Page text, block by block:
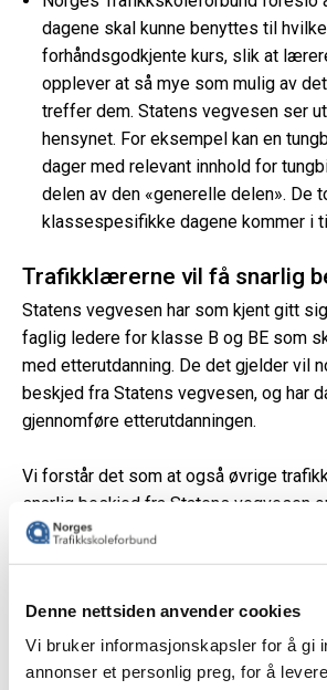
Denne nettsiden anvender cookies
Vi bruker informasjonskapsler for å gi
annonser et personlig preg, for å
dagene skal kunne benyttes til
forhåndsgodkjente kurs, slik at
opplever at så mye som mulig av
treffer dem. Statens vegvesen ser
hensynet. For eksempel kan en
dager med relevant innhold for
delen av den «generelle delen». De
klassespesifikke dagene kommer i
Trafikklærerne vil få snarlig
Statens vegvesen har som kjent gitt
faglig ledere for klasse B og BE som
med etterutdanning. De det gjelder vil
beskjed fra Statens vegvesen, og har
gjennomføre etterutdanningen.
Vi forstår det som at også øvrige
snarlig beskjed fra Statens vegvesen
kommer i.
Del på sosiale medier